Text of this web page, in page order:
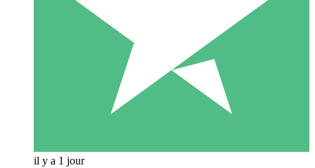
il y a 1 jour